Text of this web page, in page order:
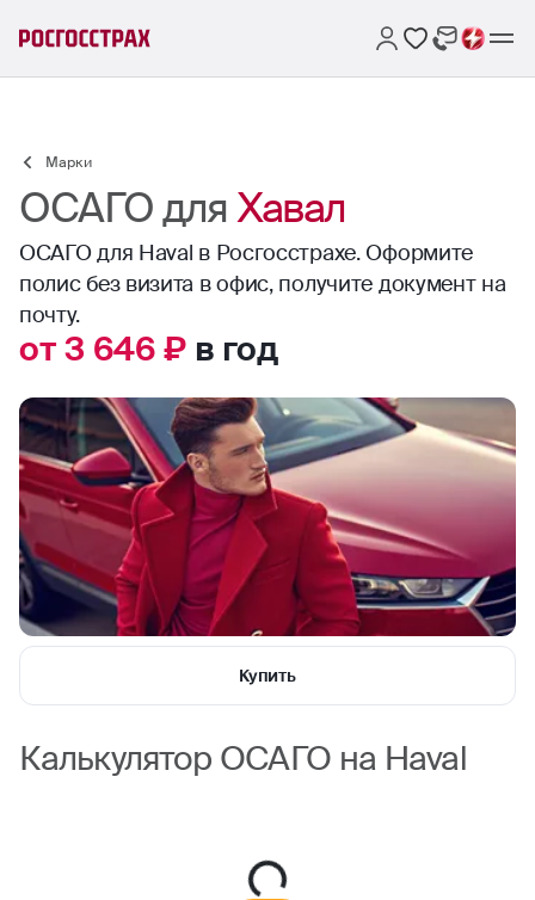
Марки
ОСАГО дляХавал
ОСАГО для Haval в Росгосстрахе. Оформите
полис без визита в офис, получите документ на
почту.
от 3 646 ₽ в год
Купить
Калькулятор ОСАГО на Haval